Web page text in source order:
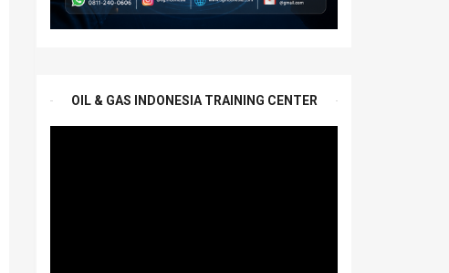
OIL & GAS INDONESIA TRAINING CENTER